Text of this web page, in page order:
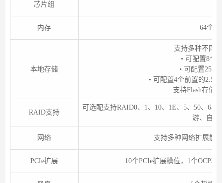
芯片组
内存 64个
本地存储
支持多种不同
• 可配置8个
• 可配置25个
• 可配置4个前置的2.5
支持Flash存储
RAID支持
可选配支持RAID0、1、10、1E、5、50、6
游、自诊
网络 支持多种网络扩展能
PCIe扩展 10个PCIe扩展槽位，1个